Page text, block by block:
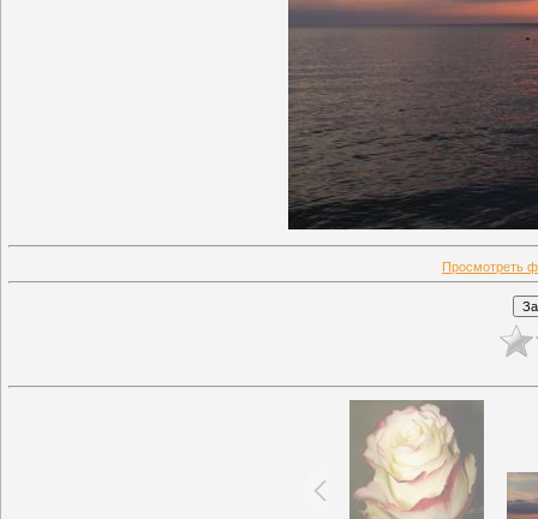
Просмотреть